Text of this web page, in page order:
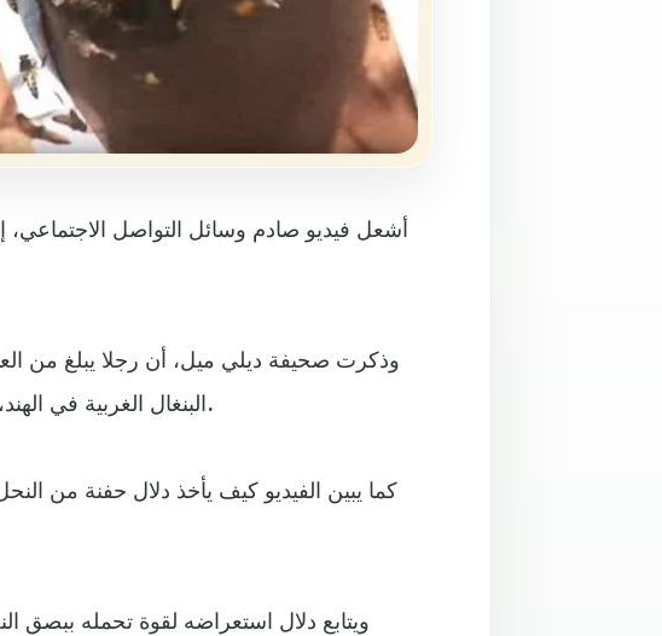
أشعل فيديو صادم وسائل التواصل
البنغال الغربية في الهند، يدخل رأسه في لوح قرص عسل مليء بالنحل.
كما يبين الفيديو كيف يأخذ دلال حفنة من
ويتابع دلال استعراضه لقوة تحمله